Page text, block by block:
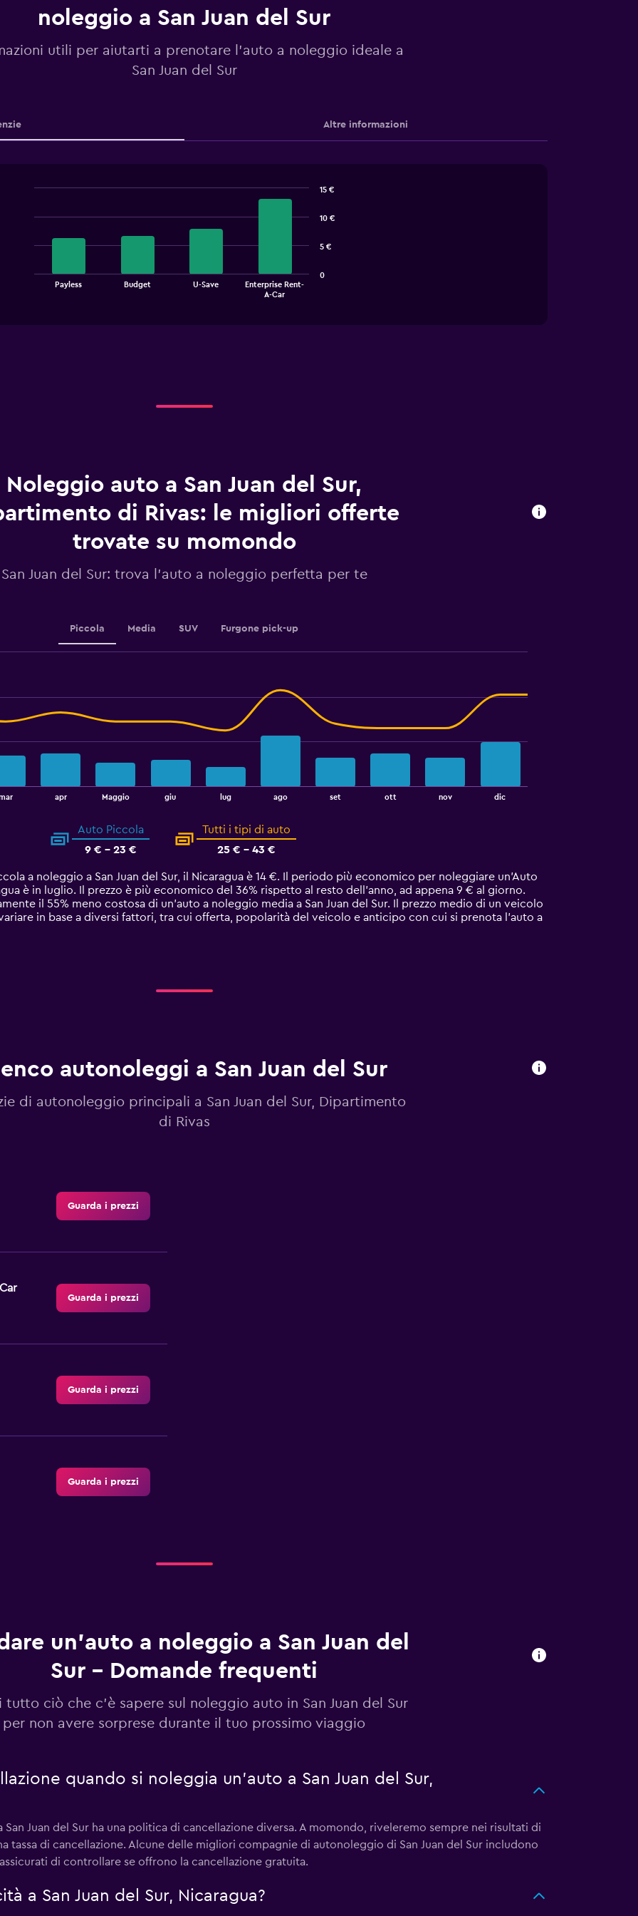
noleggio a San Juan del Sur
utili per aiutarti a prenotare l'auto a noleggio ideale a
San Juan del Sur
Altre informazioni
bars.
The
Y
axis
displaying
values.
15.
Payless Budget U-Save
Enterprise Rent-
A-Car
0
5 €
10 €
15 €
Noleggio auto a San Juan del Sur,
di Rivas: le migliori offerte
trovate su momondo
San Juan del Sur: trova l'auto a noleggio perfetta per te
Piccola Media SUV Furgone pick-up
apr Maggio giu lug ago set ott nov dic
Auto Piccola
9 € - 23 €
Tutti i tipi di auto
25 € - 43 €
a noleggio a San Juan del Sur, il Nicaragua è 14 €. Il periodo più economico per noleggiare un'Auto
è in luglio. Il prezzo è più economico del 36% rispetto al resto dell'anno, ad appena 9 € al giorno.
il 55% meno costosa di un'auto a noleggio media a San Juan del Sur. Il prezzo medio di un veicolo
in base a diversi fattori, tra cui offerta, popolarità del veicolo e anticipo con cui si prenota l'auto a
autonoleggi a San Juan del Sur
di autonoleggio principali a San Juan del Sur, Dipartimento
di Rivas
Guarda i prezzi
Guarda i prezzi
Guarda i prezzi
Guarda i prezzi
Guarda i prezzi
Guarda i prezzi
un'auto a noleggio a San Juan del
Sur - Domande frequenti
tutto ciò che c'è sapere sul noleggio auto in San Juan del Sur
per non avere sorprese durante il tuo prossimo viaggio
quando si noleggia un'auto a San Juan del Sur,
Juan del Sur ha una politica di cancellazione diversa. A momondo, riveleremo sempre nei risultati di
tassa di cancellazione. Alcune delle migliori compagnie di autonoleggio di San Juan del Sur includono
di controllare se offrono la cancellazione gratuita.
a San Juan del Sur, Nicaragua?